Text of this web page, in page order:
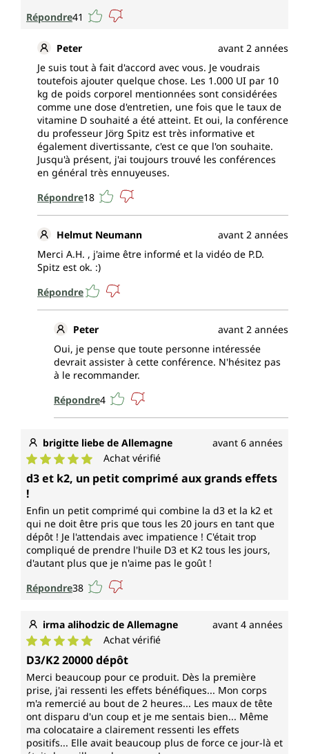
Répondre41
Peter
avant 2 années
Je suis tout à fait d'accord avec vous. Je voudrais
toutefois ajouter quelque chose. Les 1.000 UI par 10
kg de poids corporel mentionnées sont considérées
comme une dose d'entretien, une fois que le taux de
vitamine D souhaité a été atteint. Et oui, la conférence
du professeur Jörg Spitz est très informative et
également divertissante, c'est ce que l'on souhaite.
Jusqu'à présent, j'ai toujours trouvé les conférences
en général très ennuyeuses.
Répondre18
Helmut Neumann
avant 2 années
Merci A.H. , j'aime être informé et la vidéo de P.D.
Spitz est ok. :)
Répondre
Peter
avant 2 années
Oui, je pense que toute personne intéressée
devrait assister à cette conférence. N'hésitez pas
à le recommander.
Répondre4
brigitte liebe de Allemagne avant 6 années
Note moyenne de 5 sur 5 étoiles
Achat vérifié
d3 et k2, un petit comprimé aux grands effets
!
Enfin un petit comprimé qui combine la d3 et la k2 et
qui ne doit être pris que tous les 20 jours en tant que
dépôt ! Je l'attendais avec impatience ! C'était trop
compliqué de prendre l'huile D3 et K2 tous les jours,
d'autant plus que je n'aime pas le goût !
Répondre38
irma alihodzic de Allemagne avant 4 années
Note moyenne de 5 sur 5 étoiles
Achat vérifié
D3/K2 20000 dépôt
Merci beaucoup pour ce produit. Dès la première
prise, j'ai ressenti les effets bénéfiques... Mon corps
m'a remercié au bout de 2 heures... Les maux de tête
ont disparu d'un coup et je me sentais bien... Même
ma colocataire a clairement ressenti les effets
positifs... Elle avait beaucoup plus de force ce jour-là et